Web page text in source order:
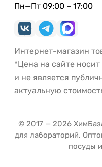
Пн—Пт 09:00 – 17:00
Интернет-магазин
*Цена на сайте
и не является
актуальную
© 2017 — 2026
для лабораторий.
посуды